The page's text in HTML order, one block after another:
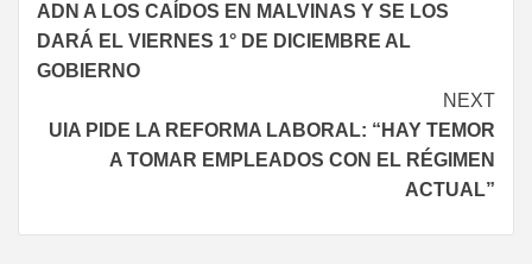
ADN A LOS CAÍDOS EN MALVINAS Y SE LOS
DARÁ EL VIERNES 1° DE DICIEMBRE AL
GOBIERNO
NEXT
UIA PIDE LA REFORMA LABORAL: “HAY TEMOR
A TOMAR EMPLEADOS CON EL RÉGIMEN
ACTUAL”